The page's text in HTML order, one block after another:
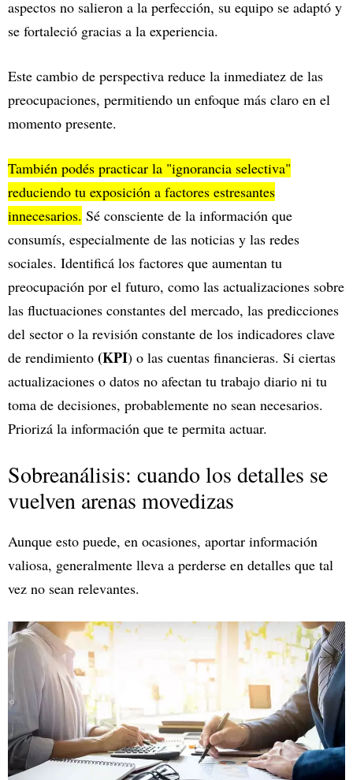
aspectos no salieron a la perfección, su equipo se adaptó y
se fortaleció gracias a la experiencia.
Este cambio de perspectiva reduce la inmediatez de las
preocupaciones, permitiendo un enfoque más claro en el
momento presente.
También podés practicar la "ignorancia selectiva"
reduciendo tu exposición a factores estresantes
innecesarios. Sé consciente de la información que
consumís, especialmente de las noticias y las redes
sociales. Identificá los factores que aumentan tu
preocupación por el futuro, como las actualizaciones sobre
las fluctuaciones constantes del mercado, las predicciones
del sector o la revisión constante de los indicadores clave
de rendimiento (KPI) o las cuentas financieras. Si ciertas
actualizaciones o datos no afectan tu trabajo diario ni tu
toma de decisiones, probablemente no sean necesarios.
Priorizá la información que te permita actuar.
Sobreanálisis: cuando los detalles se
vuelven arenas movedizas
Aunque esto puede, en ocasiones, aportar información
valiosa, generalmente lleva a perderse en detalles que tal
vez no sean relevantes.